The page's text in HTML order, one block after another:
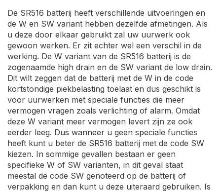
De SR516 batterij heeft verschillende uitvoeringen en
de W en SW variant hebben dezelfde afmetingen. Als
u deze door elkaar gebruikt zal uw uurwerk ook
gewoon werken. Er zit echter wel een verschil in de
werking. De W variant van de SR516 batterij is de
zogenaamde high drain en de SW variant de low drain.
Dit wilt zeggen dat de batterij met de W in de code
kortstondige piekbelasting toelaat en dus geschikt is
voor uurwerken met speciale functies die meer
vermogen vragen zoals verlichting of alarm. Omdat
deze W variant meer vermogen levert zijn ze ook
eerder leeg. Dus wanneer u geen speciale functies
heeft kunt u beter de SR516 batterij met de code SW
kiezen. In sommige gevallen bestaan er geen
specifieke W of SW varianten, in dit geval staat
meestal de code SW genoteerd op de batterij of
verpakking en dan kunt u deze uiteraard gebruiken. Is